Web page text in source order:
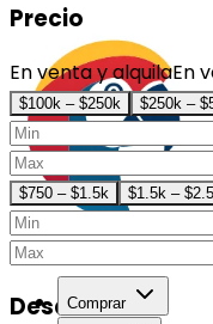
Comprar
Precio
En venta y alquilaEn
$100k – $250k $250k –
$750 – $1.5k $1.5k –
Desarrollo